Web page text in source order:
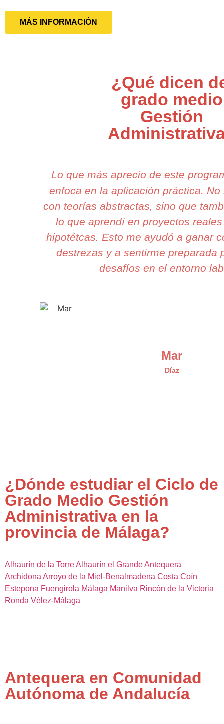
MÁS INFORMACIÓN
¿Qué dicen
grado medio
Gestión
Lo que más aprecio de este
enfoca en la aplicación práctica.
con teorías abstractas, sino que
lo que aprendí en proyectos
hipotétcas. Esto me ayudó a ganar
destrezas y a sentirme preparada
desafíos en el entorno
Mar
Díaz
¿Dónde estudiar el Ciclo de
Grado Medio Gestión
Administrativa en la
provincia de Málaga?
Alhaurín de la TorreAlhaurín el GrandeAntequera
ArchidonaArroyo de la Miel-Benalmadena Costa Coín
Estepona Fuengirola Málaga Manilva Rincón de la Victoria
Ronda Vélez-Málaga
Antequera en Comunidad
Autónoma de Andalucía